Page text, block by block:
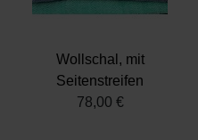
Wollschal, mit
Seitenstreifen
78,00 €